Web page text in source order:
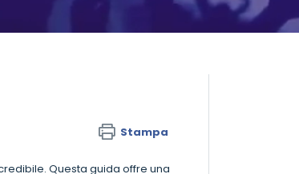
Stampa
Questa guida offre una